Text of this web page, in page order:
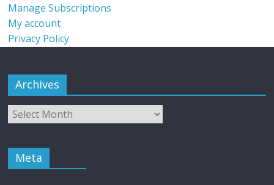
Manage Subscriptions
My account
Privacy Policy
Archives
Meta